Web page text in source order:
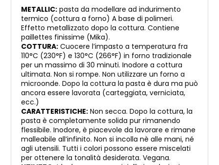
METALLIC: pasta da modellare ad indurimento
termico (cottura a forno) A base di polimeri.
Effetto metallizzato dopo la cottura. Contiene
paillettes finissime (Mika).
COTTURA: Cuocere l’impasto a temperatura fra
110°C (230°F) e 130°C (266°F) in forno tradizionale
per un massimo di 30 minuti. Inodore a cottura
ultimata. Non si rompe. Non utilizzare un forno a
microonde. Dopo la cottura la pasta è dura ma può
ancora essere lavorata (carteggiata, verniciata,
ecc.)
CARATTERISTICHE: Non secca. Dopo la cottura, la
pasta è completamente solida pur rimanendo
flessibile. Inodore, è piacevole da lavorare e rimane
malleabile all’infinito. Non si incolla nè alle mani, né
agli utensili. Tutti i colori possono essere miscelati
per ottenere la tonalità desiderata. Vegana.